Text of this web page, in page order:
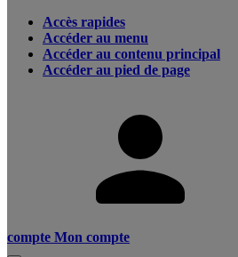
Accès rapides
Accéder au menu
Accéder au contenu principal
Accéder au pied de page
compte Mon compte